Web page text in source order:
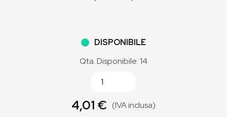
DISPONIBILE
Qta. Disponibile: 14
4,01 € (IVA inclusa)